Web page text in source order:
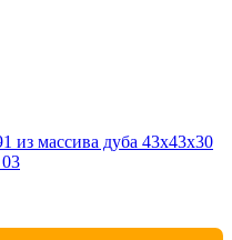
из массива дуба 43х43х30